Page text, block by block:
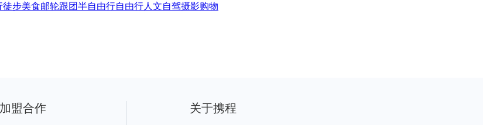
徒步美食邮轮跟团半自由行自由行人文自驾摄影购物
加盟合作 关于携程